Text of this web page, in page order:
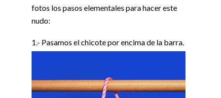
fotos los pasos elementales para hacer este
nudo:
1.- Pasamos el chicote por encima de la barra.